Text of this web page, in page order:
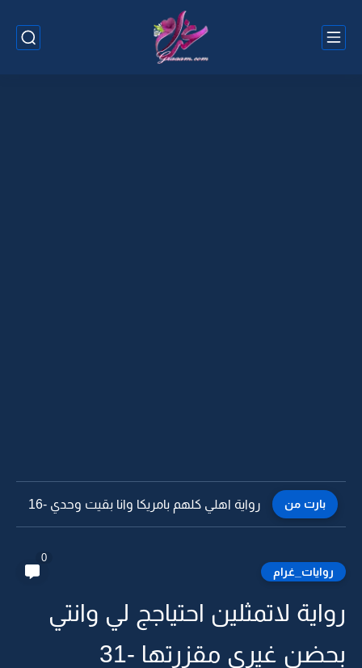
بارت من رواية اهلي كلهم بامريكا وانا بقيت وحدي -15
روايات_غرام
0
رواية لاتمثلين احتياجج لي وانتي
بحضن غيري مقزرتها -31